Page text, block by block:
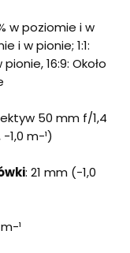
w poziomie i w
i w pionie; 1:1:
16:9: Około
50 mm f/1,4
m-¹)
: 21 mm (-1,0
¹